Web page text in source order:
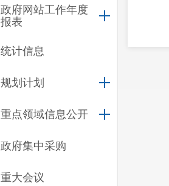
政府网站工作年度
报表
统计信息
规划计划
重点领域信息公开
政府集中采购
重大会议